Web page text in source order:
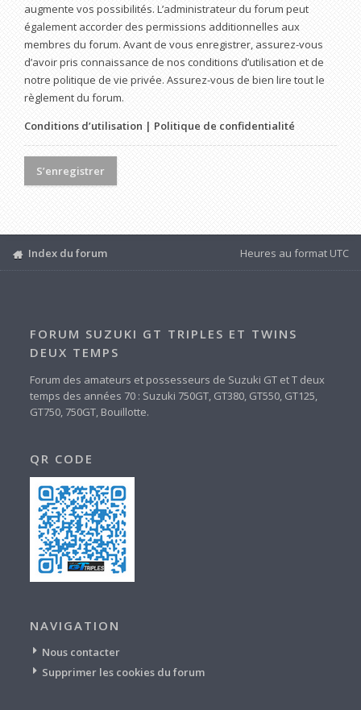
augmente vos possibilités. L’administrateur du forum peut
également accorder des permissions additionnelles aux
membres du forum. Avant de vous enregistrer, assurez-vous
d’avoir pris connaissance de nos conditions d’utilisation et de
notre politique de vie privée. Assurez-vous de bien lire tout le
règlement du forum.
Conditions d’utilisation | Politique de confidentialité
S’enregistrer
Index du forum Heures au format UTC
FORUM SUZUKI GT TRIPLES ET TWINS
DEUX TEMPS
Forum des amateurs et possesseurs de Suzuki GT et T deux
temps des années 70 : Suzuki 750GT, GT380, GT550, GT125,
GT750, 750GT, Bouillotte.
QR CODE
NAVIGATION
Nous contacter
Supprimer les cookies du forum